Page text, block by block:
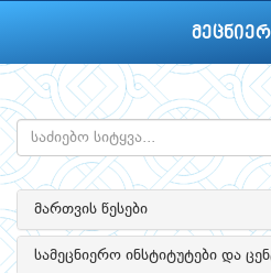
მართვის წესები
სამეცნიერო ინსტიტუტები და